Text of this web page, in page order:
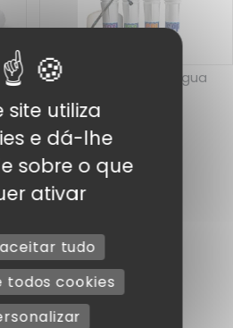
Tratamento da água
site utiliza
e dá-lhe
sobre o que
ativar
aceitar tudo
todos cookies